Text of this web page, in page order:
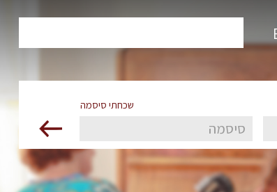
שכחתי סיסמה